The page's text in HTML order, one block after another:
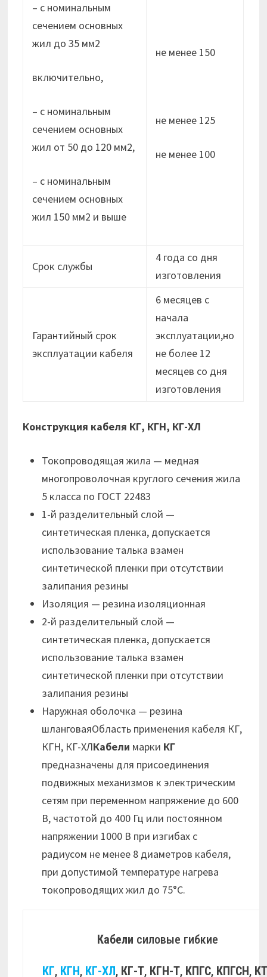
– с номинальным
сечением основных
жил до 35 мм2
включительно,
– с номинальным
сечением основных
жил от 50 до 120 мм2,
– с номинальным
сечением основных
жил 150 мм2 и выше
не менее 150
не менее 125
не менее 100
Срок службы
4 года со дня
изготовления
Гарантийный срок
эксплуатации кабеля
6 месяцев с
начала
эксплуатации,но
не более 12
месяцев cо дня
изготовления
Конструкция кабеля КГ, КГН, КГ-ХЛ
Токопроводящая жила — медная
многопроволочная круглого сечения жила
5 класса по ГОСТ 22483
1-й разделительный слой —
синтетическая пленка, допускается
использование талька взамен
синтетической пленки при отсутствии
залипания резины
Изоляция — резина изоляционная
2-й разделительный слой —
синтетическая пленка, допускается
использование талька взамен
синтетической пленки при отсутствии
залипания резины
Наружная оболочка — резина
шланговаяОбласть применения кабеля КГ,
КГН, КГ-ХЛКабели марки КГ
предназначены для присоединения
подвижных механизмов к электрическим
сетям при переменном напряжение до 600
В, частотой до 400 Гц или постоянном
напряжении 1000 В при изгибах с
радиусом не менее 8 диаметров кабеля,
при допустимой температуре нагрева
токопроводящих жил до 75°С.
Кабели силовые гибкие
КГ, КГН, КГ-ХЛ, КГ-Т, КГН-Т, КПГС, КПГСН,